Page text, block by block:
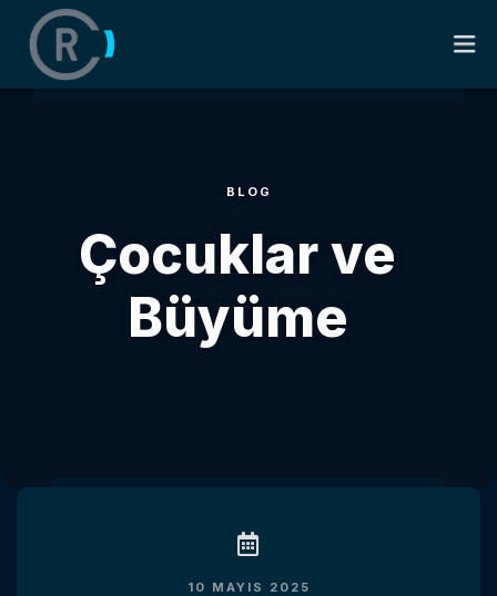
KITAPLAR
SÖZLER
BLOG
Çocuklar ve
Büyüme
10 MAYIS 2025